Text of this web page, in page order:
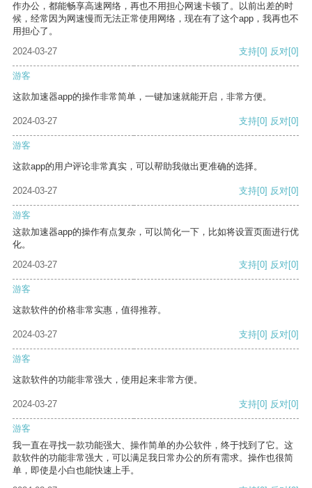
作办公，都能畅享高速网络，再也不用担心网速卡顿了。以前出差的时
候，经常因为网速慢而无法正常使用网络，现在有了这个app，我再也不
用担心了。
2024-03-27
支持[0] 反对[0]
游客
这款加速器app的操作非常简单，一键加速就能开启，非常方便。
2024-03-27 支持[0] 反对[0]
游客
这款app的用户评论非常真实，可以帮助我做出更准确的选择。
2024-03-27 支持[0] 反对[0]
游客
这款加速器app的操作有点复杂，可以简化一下，比如将设置页面进行优
化。
2024-03-27
支持[0] 反对[0]
游客
这款软件的价格非常实惠，值得推荐。
2024-03-27 支持[0] 反对[0]
游客
这款软件的功能非常强大，使用起来非常方便。
2024-03-27 支持[0] 反对[0]
游客
我一直在寻找一款功能强大、操作简单的办公软件，终于找到了它。这
款软件的功能非常强大，可以满足我日常办公的所有需求。操作也很简
单，即使是小白也能快速上手。